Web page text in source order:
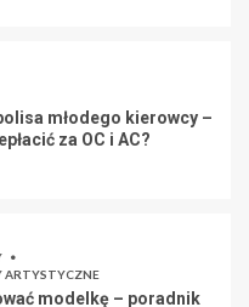
młodego kierowcy –
za OC i AC?
ARTYSTYCZNE
modelkę – poradnik